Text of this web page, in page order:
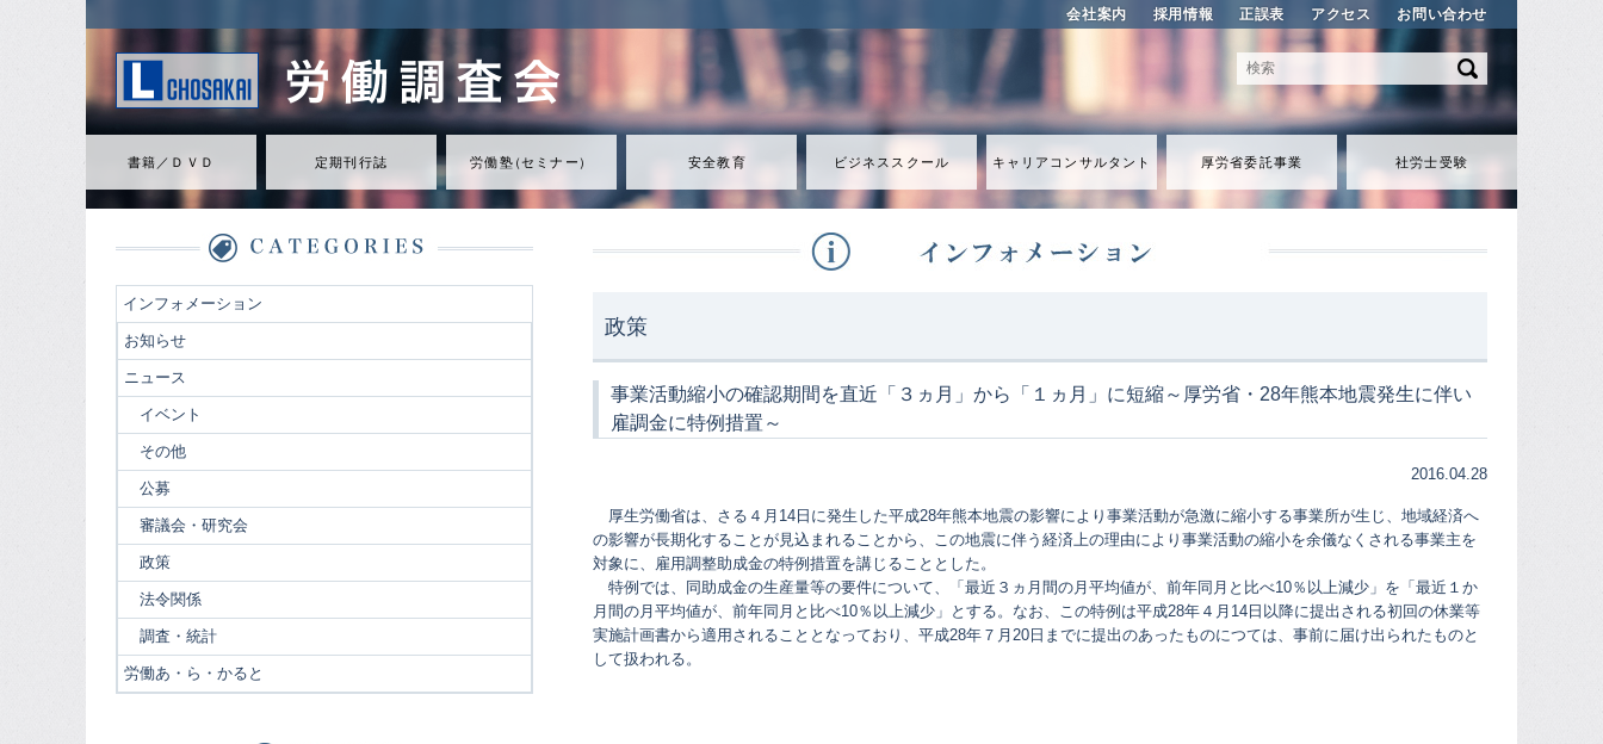
会社案内 採用情報 正誤表 アクセス お問い合わせ
書籍／ＤＶＤ 定期刊行誌 労働塾（セミナ ー ） 安全教育 ビジネススクール キャリアコンサルタント 厚労省委託事業 社労士受験
政策
事業活動縮小の確認期間を直近「３ヵ月」から「１ヵ月」に短縮～厚労省・28年熊本地震発生に伴い
雇調金に特例措置～
2016.04.28
厚生労働省は、さる４月14日に発生した平成28年熊本地震の影響により事業活動が急激に縮小する事業所が生じ、地域経済へ
の影響が長期化することが見込まれることから、この地震に伴う経済上の理由により事業活動の縮小を余儀なくされる事業主を
対象に、雇用調整助成金の特例措置を講じることとした。
特例では、同助成金の生産量等の要件について、「最近３ヵ月間の月平均値が、前年同月と比べ10％以上減少」を「最近１か
月間の月平均値が、前年同月と比べ10％以上減少」とする。なお、この特例は平成28年４月14日以降に提出される初回の休業等
実施計画書から適用されることとなっており、平成28年７月20日までに提出のあったものにつては、事前に届け出られたものと
して扱われる。
インフォメーション
お知らせ
ニュース
イベント
その他
公募
審議会・研究会
政策
法令関係
調査・統計
労働あ・ら・かると